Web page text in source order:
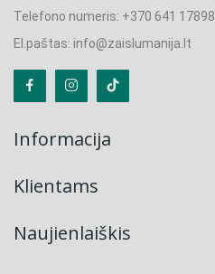
Telefono numeris: +370 641 17898
El.paštas: info@zaislumanija.lt
Informacija
Klientams
Naujienlaiškis